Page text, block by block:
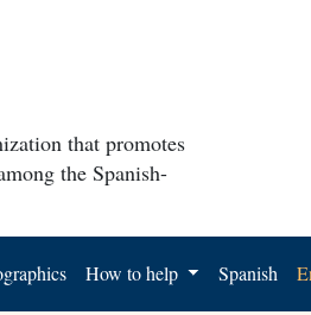
that promotes
the Spanish-
How to help Spanish